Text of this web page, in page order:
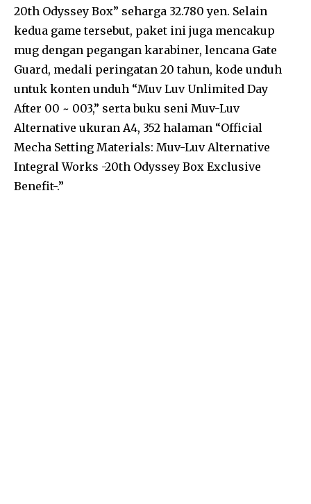
20th Odyssey Box” seharga 32.780 yen. Selain
kedua game tersebut, paket ini juga mencakup
mug dengan pegangan karabiner, lencana Gate
Guard, medali peringatan 20 tahun, kode unduh
untuk konten unduh “Muv Luv Unlimited Day
After 00 ~ 003,” serta buku seni Muv-Luv
Alternative ukuran A4, 352 halaman “Official
Mecha Setting Materials: Muv-Luv Alternative
Integral Works -20th Odyssey Box Exclusive
Benefit-.”